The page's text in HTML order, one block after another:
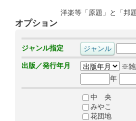
洋楽等「原題」と「邦
オプション
ジャンル指定
出版／発行年月
※雑
年
中 央
みやこ
花団地